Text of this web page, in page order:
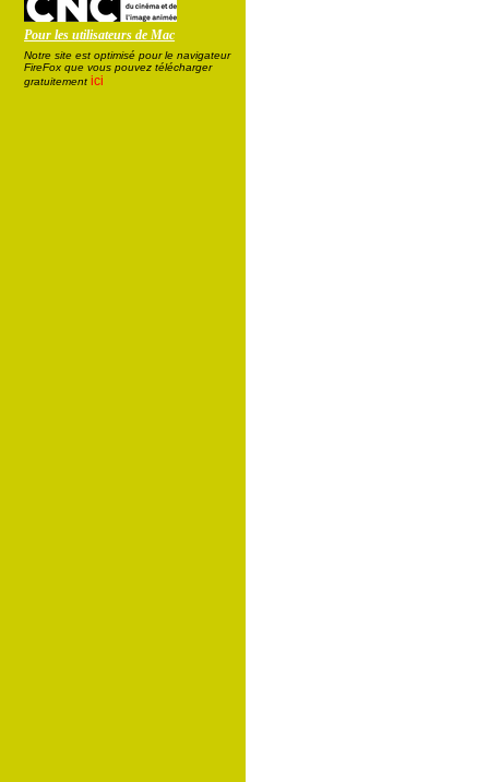
Pour les utilisateurs de Mac
Notre site est optimisé pour le navigateur
FireFox que vous pouvez télécharger
gratuitement ici